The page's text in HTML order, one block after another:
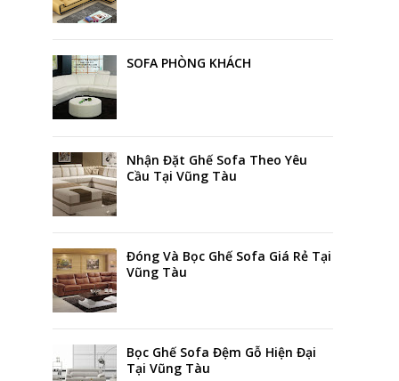
SOFA PHÒNG KHÁCH
Nhận Đặt Ghế Sofa Theo Yêu
Cầu Tại Vũng Tàu
Đóng Và Bọc Ghế Sofa Giá Rẻ Tại
Vũng Tàu
Bọc Ghế Sofa Đệm Gỗ Hiện Đại
Tại Vũng Tàu